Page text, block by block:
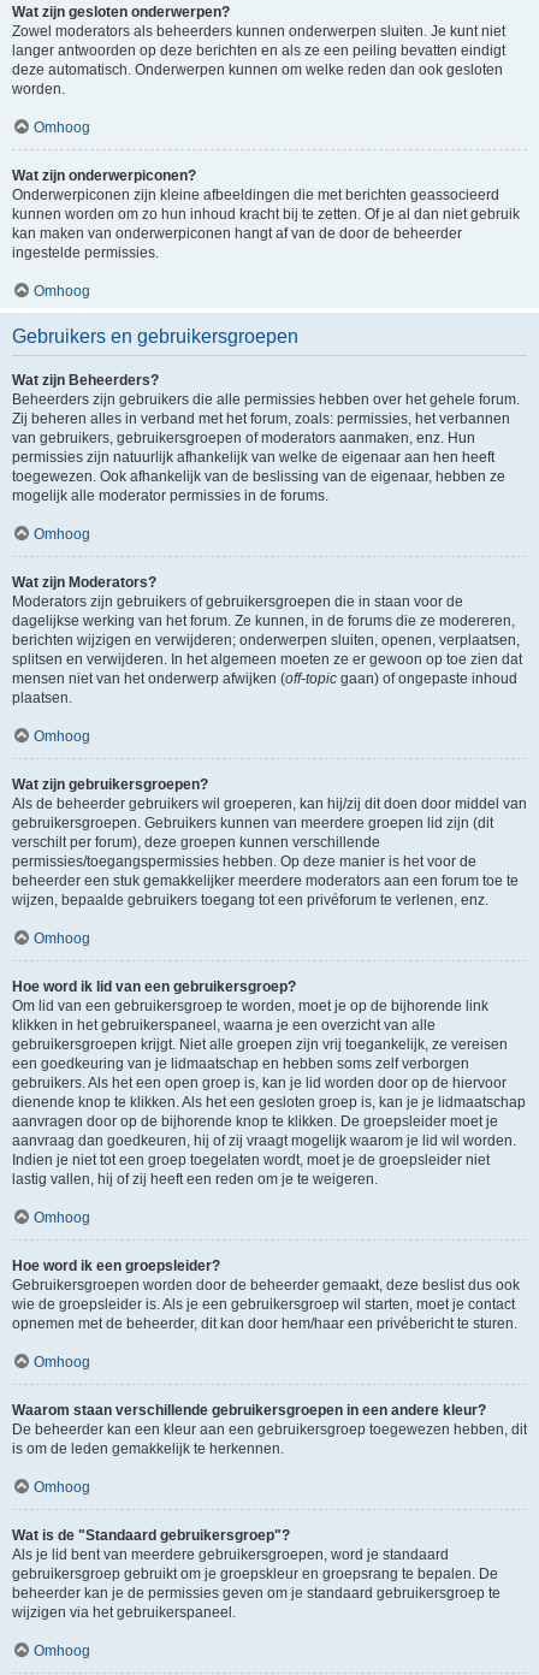
Wat zijn gesloten onderwerpen?
Zowel moderators als beheerders kunnen onderwerpen sluiten. Je kunt niet
langer antwoorden op deze berichten en als ze een peiling bevatten eindigt
deze automatisch. Onderwerpen kunnen om welke reden dan ook gesloten
worden.
Omhoog
Wat zijn onderwerpiconen?
Onderwerpiconen zijn kleine afbeeldingen die met berichten geassocieerd
kunnen worden om zo hun inhoud kracht bij te zetten. Of je al dan niet gebruik
kan maken van onderwerpiconen hangt af van de door de beheerder
ingestelde permissies.
Omhoog
Gebruikers en gebruikersgroepen
Wat zijn Beheerders?
Beheerders zijn gebruikers die alle permissies hebben over het gehele forum.
Zij beheren alles in verband met het forum, zoals: permissies, het verbannen
van gebruikers, gebruikersgroepen of moderators aanmaken, enz. Hun
permissies zijn natuurlijk afhankelijk van welke de eigenaar aan hen heeft
toegewezen. Ook afhankelijk van de beslissing van de eigenaar, hebben ze
mogelijk alle moderator permissies in de forums.
Omhoog
Wat zijn Moderators?
Moderators zijn gebruikers of gebruikersgroepen die in staan voor de
dagelijkse werking van het forum. Ze kunnen, in de forums die ze modereren,
berichten wijzigen en verwijderen; onderwerpen sluiten, openen, verplaatsen,
splitsen en verwijderen. In het algemeen moeten ze er gewoon op toe zien dat
mensen niet van het onderwerp afwijken (off-topic gaan) of ongepaste inhoud
plaatsen.
Omhoog
Wat zijn gebruikersgroepen?
Als de beheerder gebruikers wil groeperen, kan hij/zij dit doen door middel van
gebruikersgroepen. Gebruikers kunnen van meerdere groepen lid zijn (dit
verschilt per forum), deze groepen kunnen verschillende
permissies/toegangspermissies hebben. Op deze manier is het voor de
beheerder een stuk gemakkelijker meerdere moderators aan een forum toe te
wijzen, bepaalde gebruikers toegang tot een privéforum te verlenen, enz.
Omhoog
Hoe word ik lid van een gebruikersgroep?
Om lid van een gebruikersgroep te worden, moet je op de bijhorende link
klikken in het gebruikerspaneel, waarna je een overzicht van alle
gebruikersgroepen krijgt. Niet alle groepen zijn vrij toegankelijk, ze vereisen
een goedkeuring van je lidmaatschap en hebben soms zelf verborgen
gebruikers. Als het een open groep is, kan je lid worden door op de hiervoor
dienende knop te klikken. Als het een gesloten groep is, kan je je lidmaatschap
aanvragen door op de bijhorende knop te klikken. De groepsleider moet je
aanvraag dan goedkeuren, hij of zij vraagt mogelijk waarom je lid wil worden.
Indien je niet tot een groep toegelaten wordt, moet je de groepsleider niet
lastig vallen, hij of zij heeft een reden om je te weigeren.
Omhoog
Hoe word ik een groepsleider?
Gebruikersgroepen worden door de beheerder gemaakt, deze beslist dus ook
wie de groepsleider is. Als je een gebruikersgroep wil starten, moet je contact
opnemen met de beheerder, dit kan door hem/haar een privébericht te sturen.
Omhoog
Waarom staan verschillende gebruikersgroepen in een andere kleur?
De beheerder kan een kleur aan een gebruikersgroep toegewezen hebben, dit
is om de leden gemakkelijk te herkennen.
Omhoog
Wat is de "Standaard gebruikersgroep"?
Als je lid bent van meerdere gebruikersgroepen, word je standaard
gebruikersgroep gebruikt om je groepskleur en groepsrang te bepalen. De
beheerder kan je de permissies geven om je standaard gebruikersgroep te
wijzigen via het gebruikerspaneel.
Omhoog